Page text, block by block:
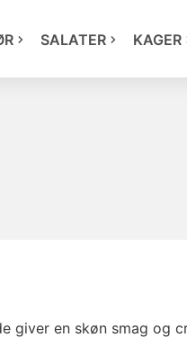
SALATER KAGER
en skøn smag og